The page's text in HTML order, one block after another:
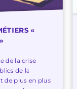
«
de la crise
de la
de plus en plus